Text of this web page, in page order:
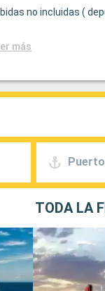
no incluidas (
más
TODA LA